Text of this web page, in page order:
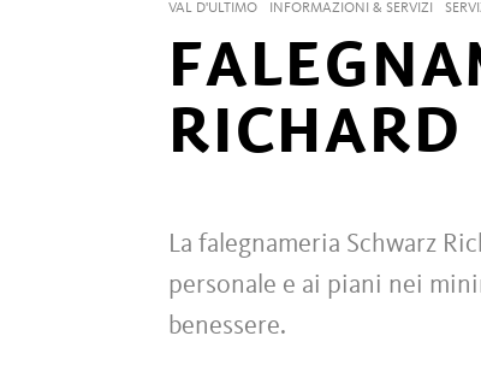
VAL D'ULTIMO INFORMAZIONI & SERVIZI
RICHARD
La falegnameria Schwarz
personale e ai piani nei
benessere.